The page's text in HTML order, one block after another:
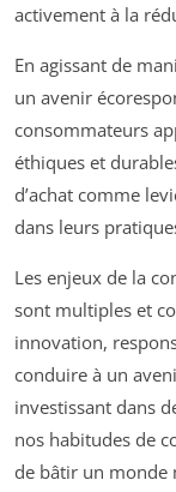
activement à la
En agissant de
un avenir
consommateurs
éthiques et
d’achat comme
dans leurs
Les enjeux de la
sont multiples et
innovation,
conduire à un
investissant dans
nos habitudes de
de bâtir un monde